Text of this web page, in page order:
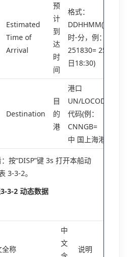
Estimated
Time of
Arrival
预
计
到
达
时
间
格式：
DDHHMM(日-
时-分，例：
251830= 25
日18:30)
Destination
目
的
港
港口
UN/LOCODE
代码(例：
CNNGB=
中 国上海港)
按“DISP”键 3s 打开本船动
3-3-2。
3-2 动态数据
全称
中
文
说明